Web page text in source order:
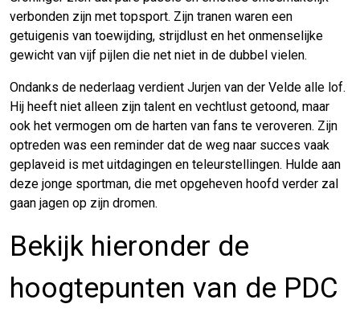
verbonden zijn met topsport. Zijn tranen waren een
getuigenis van toewijding, strijdlust en het onmenselijke
gewicht van vijf pijlen die net niet in de dubbel vielen.
Ondanks de nederlaag verdient Jurjen van der Velde alle lof.
Hij heeft niet alleen zijn talent en vechtlust getoond, maar
ook het vermogen om de harten van fans te veroveren. Zijn
optreden was een reminder dat de weg naar succes vaak
geplaveid is met uitdagingen en teleurstellingen. Hulde aan
deze jonge sportman, die met opgeheven hoofd verder zal
gaan jagen op zijn dromen.
Bekijk hieronder de
hoogtepunten van de PDC